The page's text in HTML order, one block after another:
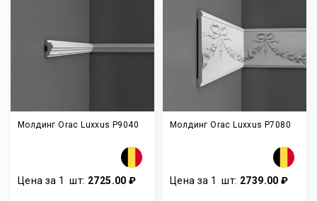
Молдинг Orac Luxxus P9040
Цена за 1шт: 2725.00 ₽
Молдинг Orac Luxxus P7080
Цена за 1шт: 2739.00 ₽